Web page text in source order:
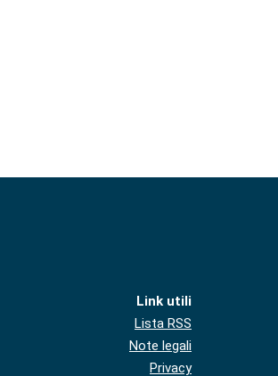
Link utili
Lista RSS
Note legali
Privacy